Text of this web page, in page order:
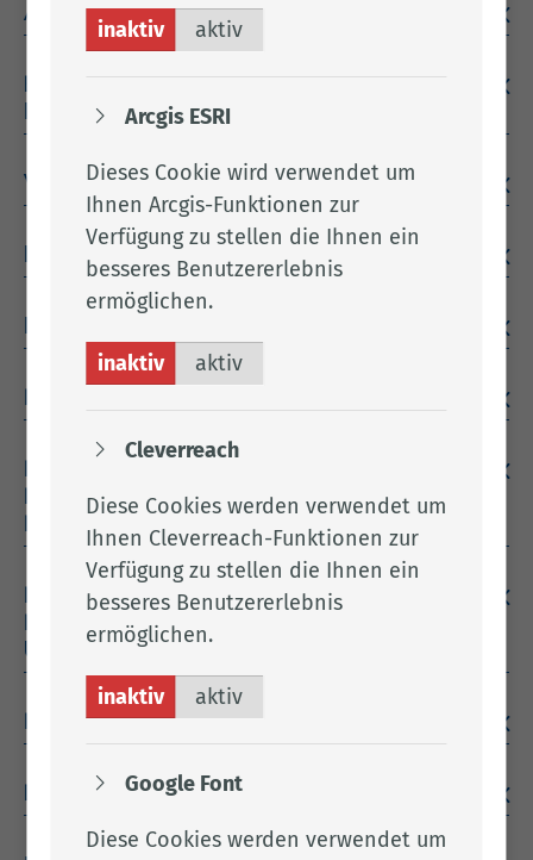
Allgemeines zur Datenverarbeitung
Bereitstellung der Website und Erstellung von
Verwendung von Cookies
Infodienste
Rahmen von Verwaltungsverfahren der
Elterngeldstelle
Erklärungen gem. Art. 13 und 14 DSGVO im
Rahmen von Verwaltungsverfahren des
Umweltamtes
Rechte der betroffenen Person
Datenschutzerklärung Facebook
inaktiv aktiv
Arcgis ESRI
Dieses Cookie wird verwendet um
Ihnen Arcgis-Funktionen zur
Verfügung zu stellen die Ihnen ein
besseres Benutzererlebnis
ermöglichen.
inaktiv aktiv
Cleverreach
Diese Cookies werden verwendet um
Ihnen Cleverreach-Funktionen zur
Verfügung zu stellen die Ihnen ein
besseres Benutzererlebnis
ermöglichen.
inaktiv aktiv
Google Font
Diese Cookies werden verwendet um